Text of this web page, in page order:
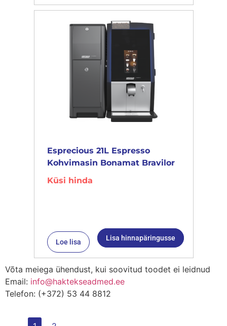
Esprecious 21L Espresso
Kohvimasin Bonamat Bravilor
Küsi hinda
Loe lisa Lisa hinnapäringusse
Võta meiega ühendust, kui soovitud toodet ei leidnud
Email: info@haktekseadmed.ee
Telefon: (+372) 53 44 8812